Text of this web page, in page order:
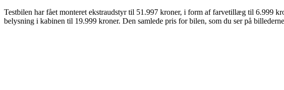
Testbilen har fået monteret ekstraudstyr til 51.997 kroner, i form af farvetillæg til 6.999
belysning i kabinen til 19.999 kroner. Den samlede pris for bilen, som du ser på